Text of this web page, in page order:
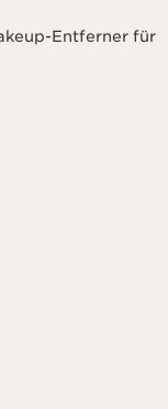
Entferner für